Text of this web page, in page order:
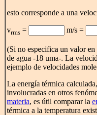
esto corresponde a una
vrms = m/s =
(Si no especifica un valor en
de agua -18 uma-. La
ejemplo de velocidades
La energía térmica
involucradas en otros
materia, es útil comparar la
térmica a la temperatura